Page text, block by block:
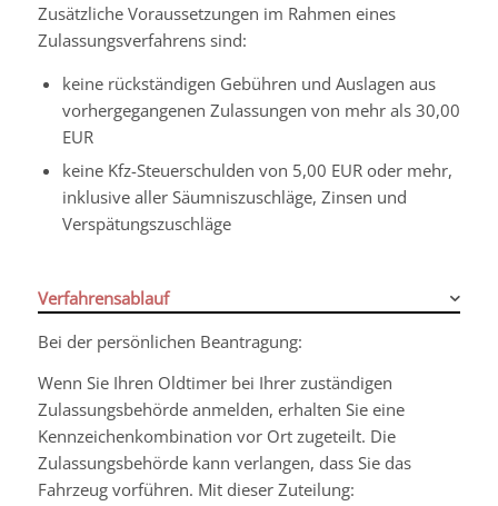
Zusätzliche Voraussetzungen im Rahmen eines
Zulassungsverfahrens sind:
keine rückständigen Gebühren und Auslagen aus
vorhergegangenen Zulassungen von mehr als 30,00
EUR
keine Kfz-Steuerschulden von 5,00 EUR oder mehr,
inklusive aller Säumniszuschläge, Zinsen und
Verspätungszuschläge
Verfahrensablauf
Bei der persönlichen Beantragung:
Wenn Sie Ihren Oldtimer bei Ihrer zuständigen
Zulassungsbehörde anmelden, erhalten Sie eine
Kennzeichenkombination vor Ort zugeteilt. Die
Zulassungsbehörde kann verlangen, dass Sie das
Fahrzeug vorführen. Mit dieser Zuteilung: